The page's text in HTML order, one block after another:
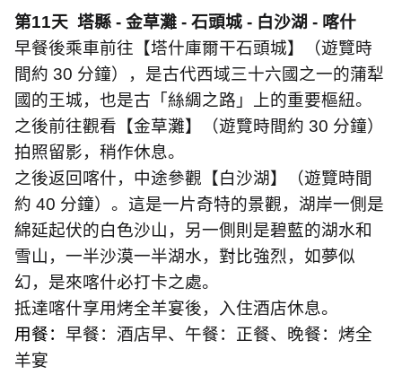
第11天 塔縣 - 金草灘 - 石頭城 - 白沙湖 - 喀什
早餐後乘車前往【塔什庫爾干石頭城】（遊覽時
間約 30 分鐘），是古代西域三十六國之一的蒲犁
國的王城，也是古「絲綢之路」上的重要樞紐。
之後前往觀看【金草灘】（遊覽時間約 30 分鐘）
拍照留影，稍作休息。
之後返回喀什，中途參觀【白沙湖】（遊覽時間
約 40 分鐘）。這是一片奇特的景觀，湖岸一側是
綿延起伏的白色沙山，另一側則是碧藍的湖水和
雪山，一半沙漠一半湖水，對比強烈，如夢似
幻，是來喀什必打卡之處。
抵達喀什享用烤全羊宴後，入住酒店休息。
用餐： 早餐：酒店早、午餐：正餐、晚餐：烤全
羊宴